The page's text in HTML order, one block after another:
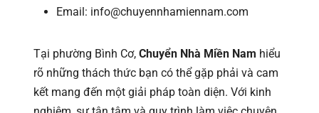
Email: info@chuyennhamiennam.com
Tại phường Bình Cơ, Chuyển Nhà Miền Nam hiểu
rõ những thách thức bạn có thể gặp phải và cam
kết mang đến một giải pháp toàn diện. Với kinh